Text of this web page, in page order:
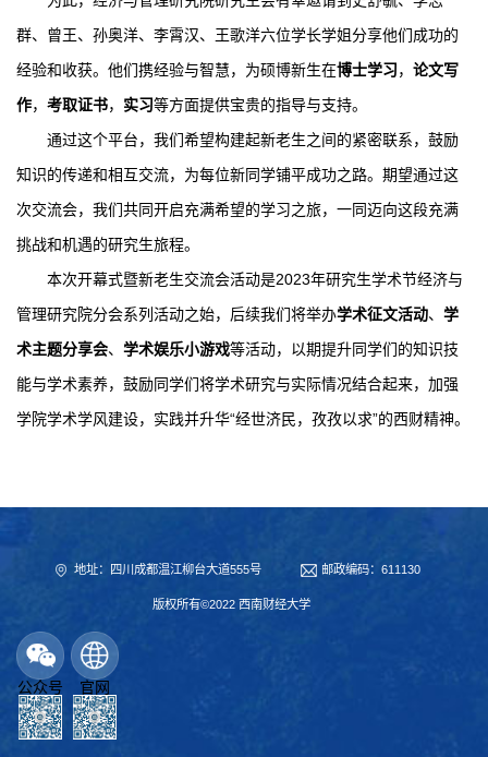
群、曾王、孙奥洋、李霄汉、王歌洋六位学长学姐分享他们成功的
经验和收获。他们携经验与智慧，为硕博新生在博士学习， 论文写
作， 考取证书， 实习等方面提供宝贵的指导与支持。
通过这个平台，我们希望构建起新老生之间的紧密联系，鼓励
知识的传递和相互交流，为每位新同学铺平成功之路。期望通过这
次交流会，我们共同开启充满希望的学习之旅，一同迈向这段充满
挑战和机遇的研究生旅程。
本次开幕式暨新老生交流会活动是2023年研究生学术节经济与
管理研究院分会系列活动之始，后续我们将举办学术征文活动、 学
术主题分享会、 学术娱乐小游戏等活动，以期提升同学们的知识技
能与学术素养，鼓励同学们将学术研究与实际情况结合起来，加强
学院学术学风建设，实践并升华“经世济民，孜孜以求”的西财精神。
地址：四川成都温江柳台大道555号 邮政编码：611130
版权所有©2022 西南财经大学
公众号 官网